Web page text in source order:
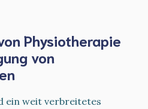
Physiotherapie
von
ein weit verbreitetes